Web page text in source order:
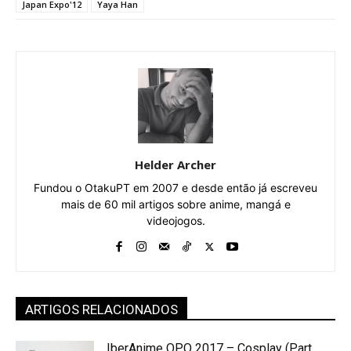
Japan Expo'12
Yaya Han
Helder Archer
Fundou o OtakuPT em 2007 e desde então já escreveu
mais de 60 mil artigos sobre anime, mangá e
videojogos.
ARTIGOS RELACIONADOS